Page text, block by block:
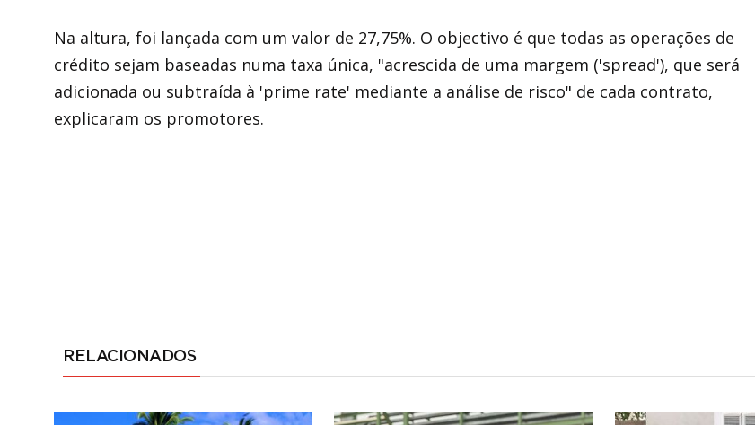
Na altura, foi lançada com um valor de 27,75%. O objectivo é que todas as operações de
crédito sejam baseadas numa taxa única, "acrescida de uma margem ('spread'), que será
adicionada ou subtraída à 'prime rate' mediante a análise de risco" de cada contrato,
explicaram os promotores.
RELACIONADOS